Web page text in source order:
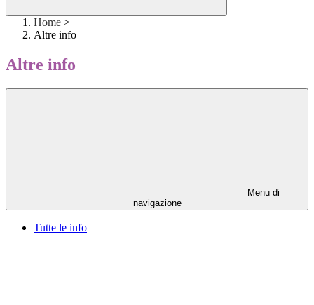
Home >
Altre info
Altre info
Menu di
navigazione
Tutte le info